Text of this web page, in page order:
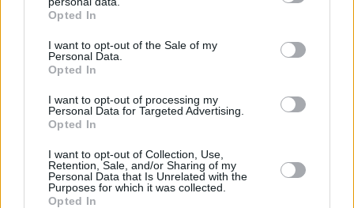
grant or deny consent to Google and its third-party tags to
use your data for below specified purposes in below Google
consent section.
Opted In
I want to opt-out of the Sale of my
Personal Data.
Opted In
I want to opt-out of processing my
Personal Data for Targeted Advertising.
Opted In
I want to opt-out of Collection, Use,
Retention, Sale, and/or Sharing of my
Personal Data that Is Unrelated with the
Purposes for which it was collected.
Opted In
08.08.2026, 21:49
Για ανθρωποκτονία από αμέλεια
κατηγορούνται οι γονείς του 4χρονου
και ο ιδιοκτήτης του beach bar στην
Πάρο: Πώς έγινε η τραγωδία
08.08.2026, 21:22 111